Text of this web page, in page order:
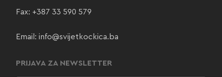
Fax: +387 33 590 579
Email: info@svijetkockica.ba
PRIJAVA ZA NEWSLETTER